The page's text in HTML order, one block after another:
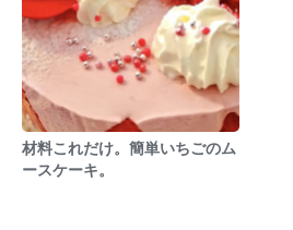
材料これだけ。簡単いちごのム
ースケーキ。